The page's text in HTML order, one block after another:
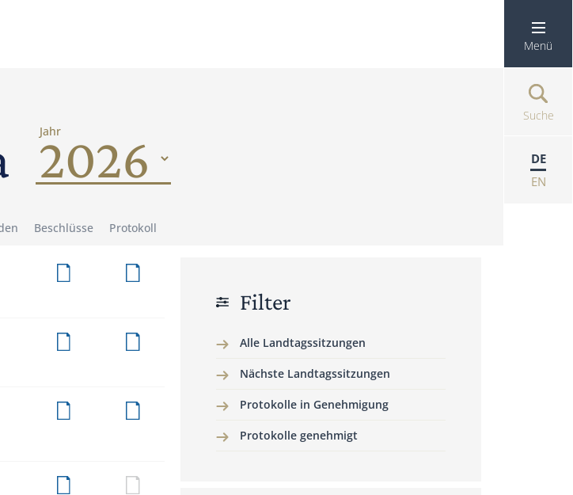
Menü
Suche
DE
EN
Jahr
Beschlüsse Protokoll
Filter
Alle Landtagssitzungen
Nächste Landtagssitzungen
Protokolle in Genehmigung
Protokolle genehmigt